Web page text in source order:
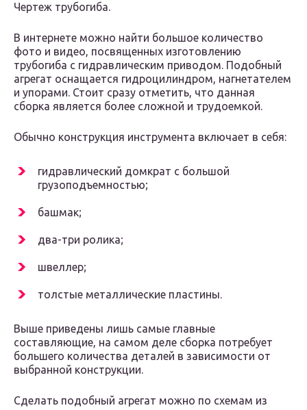
Чертеж трубогиба.
В интернете можно найти большое количество
фото и видео, посвященных изготовлению
трубогиба с гидравлическим приводом. Подобный
агрегат оснащается гидроцилиндром, нагнетателем
и упорами. Стоит сразу отметить, что данная
сборка является более сложной и трудоемкой.
Обычно конструкция инструмента включает в себя:
гидравлический домкрат с большой
грузоподъемностью;
башмак;
два-три ролика;
швеллер;
толстые металлические пластины.
Выше приведены лишь самые главные
составляющие, на самом деле сборка потребует
большего количества деталей в зависимости от
выбранной конструкции.
Сделать подобный агрегат можно по схемам из